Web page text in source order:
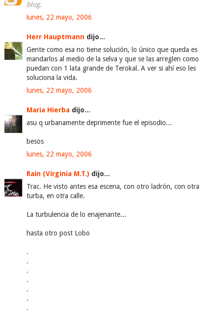
blog.
lunes, 22 mayo, 2006
Herr Hauptmann dijo...
Gente como esa no tiene solución, lo único que queda es
mandarlos al medio de la selva y que se las arreglen como
puedan con 1 lata grande de Terokal. A ver si ahí eso les
soluciona la vida.
lunes, 22 mayo, 2006
Maria Hierbadijo...
asu q urbanamente deprimente fue el episodio...
besos
lunes, 22 mayo, 2006
Rain (Virginia M.T.) dijo...
Trac. He visto antes esa escena, con otro ladrón, con otra
turba, en otra calle.
La turbulencia de lo enajenante...
hasta otro post Lobo
.
.
.
.
.
.
.